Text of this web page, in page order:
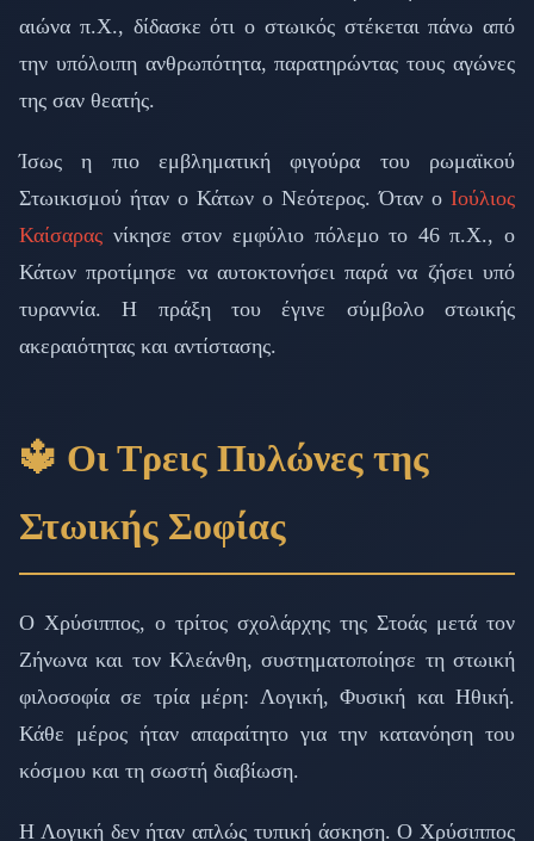
αιώνα π.Χ., δίδασκε ότι ο στωικός στέκεται πάνω από
την υπόλοιπη ανθρωπότητα, παρατηρώντας τους αγώνες
της σαν θεατής.
Ίσως η πιο εμβληματική φιγούρα του ρωμαϊκού
Στωικισμού ήταν ο Κάτων ο Νεότερος. Όταν ο Ιούλιος
Καίσαρας νίκησε στον εμφύλιο πόλεμο το 46 π.Χ., ο
Κάτων προτίμησε να αυτοκτονήσει παρά να ζήσει υπό
τυραννία. Η πράξη του έγινε σύμβολο στωικής
ακεραιότητας και αντίστασης.
🔱 Οι Τρεις Πυλώνες της
Στωικής Σοφίας
Ο Χρύσιππος, ο τρίτος σχολάρχης της Στοάς μετά τον
Ζήνωνα και τον Κλεάνθη, συστηματοποίησε τη στωική
φιλοσοφία σε τρία μέρη: Λογική, Φυσική και Ηθική.
Κάθε μέρος ήταν απαραίτητο για την κατανόηση του
κόσμου και τη σωστή διαβίωση.
Η Λογική δεν ήταν απλώς τυπική άσκηση. Ο Χρύσιππος